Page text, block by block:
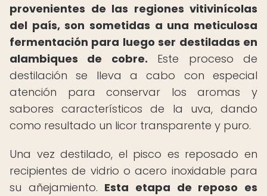
provenientes de las regiones vitivinícolas
del país, son sometidas a una meticulosa
fermentación para luego ser destiladas en
alambiques de cobre. Este proceso de
destilación se lleva a cabo con especial
atención para conservar los aromas y
sabores característicos de la uva, dando
como resultado un licor transparente y puro.
Una vez destilado, el pisco es reposado en
recipientes de vidrio o acero inoxidable para
su añejamiento. Esta etapa de reposo es